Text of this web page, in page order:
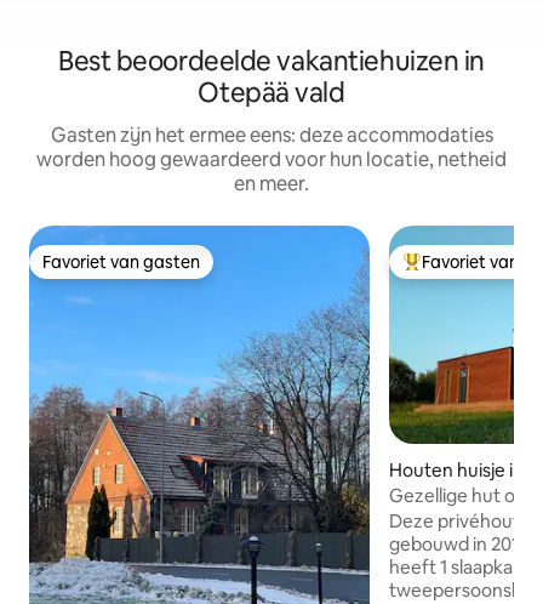
Best beoordeelde vakantiehuizen in
Otepää vald
Gasten zijn het ermee eens: deze accommodaties
worden hoog gewaardeerd voor hun locatie, netheid
en meer.
Favoriet van gasten
Favoriet van gasten Topfavoriet van
Favoriet van
Houten huisje in
Gezellige hut op
Deze
gebouwd in 2017
heeft 1